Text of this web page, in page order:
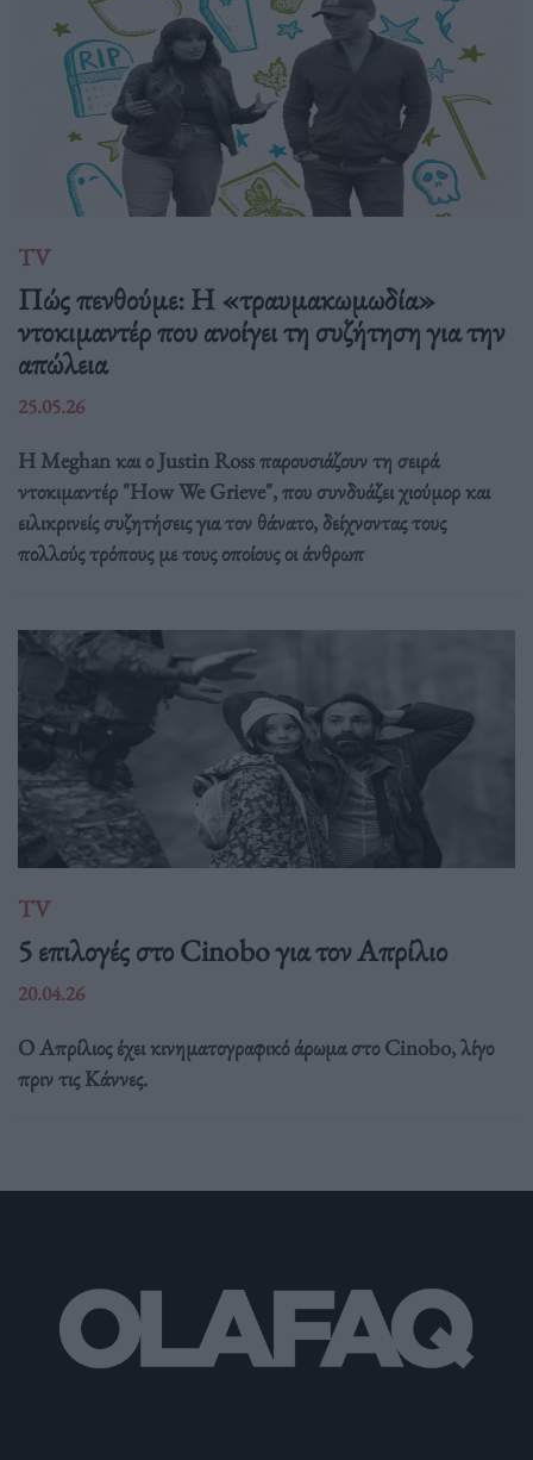
TV
Πώς πενθούμε: Η «τραυμακωμωδία»
ντοκιμαντέρ που ανοίγει τη συζήτηση για την
απώλεια
25.05.26
Η Meghan και ο Justin Ross παρουσιάζουν τη σειρά
ντοκιμαντέρ "How We Grieve", που συνδυάζει χιούμορ και
ειλικρινείς συζητήσεις για τον θάνατο, δείχνοντας τους
πολλούς τρόπους με τους οποίους οι άνθρωπ
TV
5 επιλογές στο Cinobo για τον Απρίλιο
20.04.26
Ο Απρίλιος έχει κινηματογραφικό άρωμα στο Cinobo, λίγο
πριν τις Κάννες.